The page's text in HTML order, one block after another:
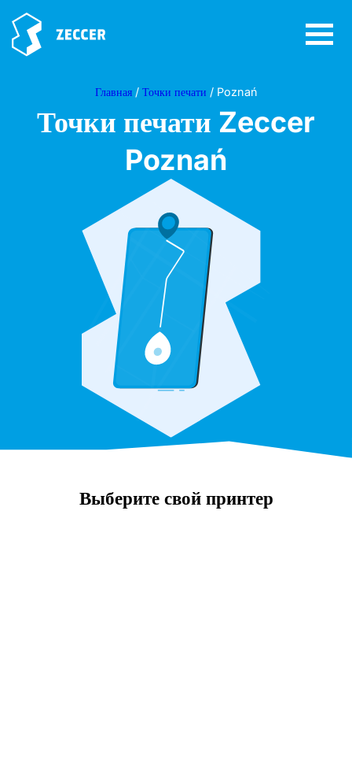
Главная/ Точки печати / Poznań
Точки печати Zeccer
Poznań
Выберите свой принтер